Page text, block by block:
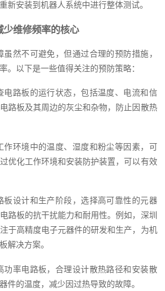
新安装到机器人系统中进行整体测试。
少维修频率的核心
然不可避免，但通过合理的预防措施，
。以下是一些值得关注的预防策略：
电路板的运行状态，包括温度、电流和信
路板及其周边的灰尘和杂物，防止因散热
作环境中的温度、湿度和粉尘等因素，可
优化工作环境和安装防护装置，可以有效
板设计和生产阶段，选择高可靠性的元器
路板的抗干扰能力和耐用性。例如，深圳
于高精度电子元器件的研发和生产，为机
解决方案。
功率电路板，合理设计散热路径和安装散
件的温度，减少因过热导致的故障。